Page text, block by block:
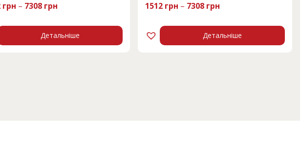
грн – 7308 грн
Детальніше
1512 грн – 7308 грн
Детальніше